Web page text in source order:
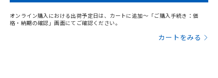
オンライン購入における出荷予定日は、カートに追加～「ご購入手続き：価
格・納期の確認」画面にてご確認ください。
カートをみる